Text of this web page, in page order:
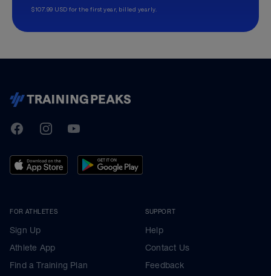
$107.99 USD for the first year, billed yearly.
TrainingPeaks
FacebookInstagramYoutube
FOR ATHLETES
Sign Up
Athlete App
Find a Training Plan
SUPPORT
Help
Contact Us
Feedback